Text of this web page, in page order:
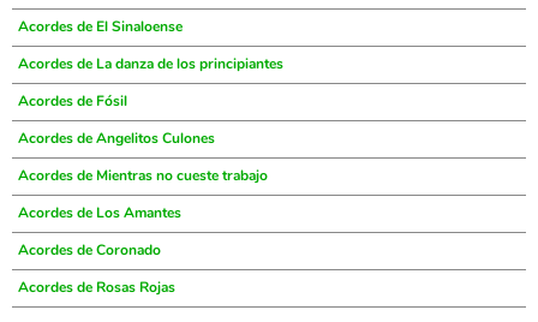
Acordes de El Sinaloense
Acordes de La danza de los principiantes
Acordes de Fósil
Acordes de Angelitos Culones
Acordes de Mientras no cueste trabajo
Acordes de Los Amantes
Acordes de Coronado
Acordes de Rosas Rojas